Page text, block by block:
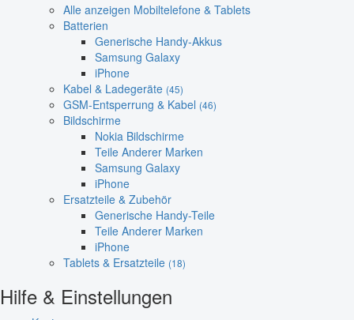
Alle anzeigen Mobiltelefone & Tablets
Batterien
Generische Handy-Akkus
Samsung Galaxy
iPhone
Kabel & Ladegeräte (45)
GSM-Entsperrung & Kabel (46)
Bildschirme
Nokia Bildschirme
Teile Anderer Marken
Samsung Galaxy
iPhone
Ersatzteile & Zubehör
Generische Handy-Teile
Teile Anderer Marken
iPhone
Tablets & Ersatzteile (18)
Hilfe & Einstellungen